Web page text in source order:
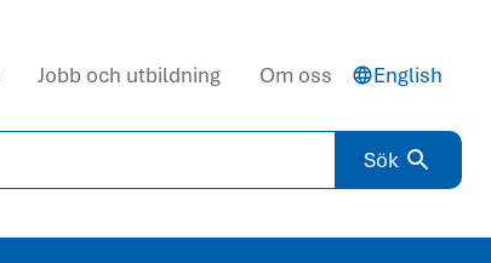
Jobb och utbildning Om oss English
Sök